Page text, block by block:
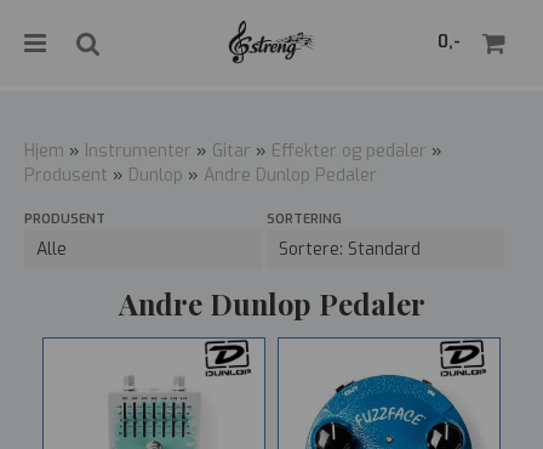
0,-
Hjem » Instrumenter » Gitar » Effekter og pedaler »
Produsent » Dunlop » Andre Dunlop Pedaler
PRODUSENT SORTERING
Andre Dunlop Pedaler